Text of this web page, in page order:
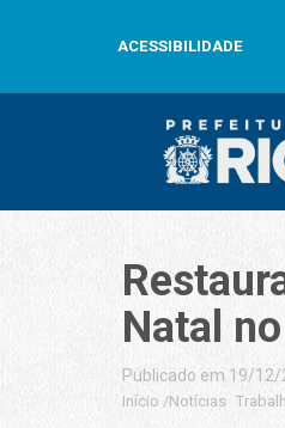
ACESSIBILIDADE
Natal
Publicado em 19/12/
Início /Notícias